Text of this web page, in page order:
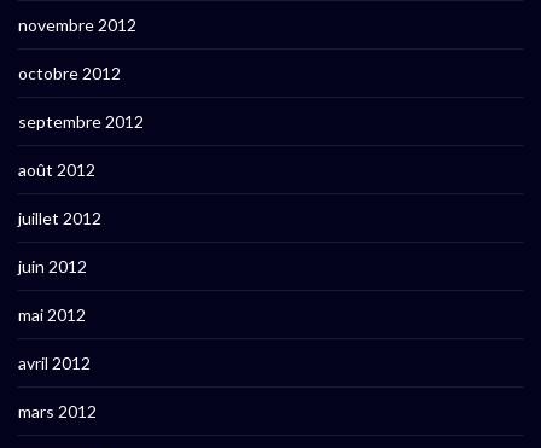
novembre 2012
octobre 2012
septembre 2012
août 2012
juillet 2012
juin 2012
mai 2012
avril 2012
mars 2012